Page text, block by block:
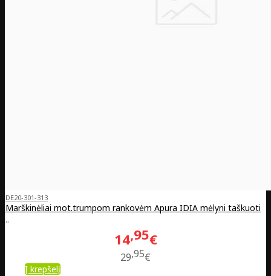
DE20-301-313
Marškinėliai mot.trumpom rankovėm Apura IDIA mėlyni taškuoti
..
14 95€
29 95€
Į krepšelį